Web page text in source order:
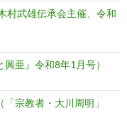
村武雄伝承会主催、令和
亜』令和8年1月号）
宗教者・大川周明」